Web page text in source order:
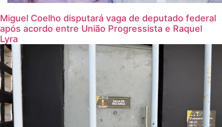
Miguel Coelho disputará vaga de deputado federal
após acordo entre União Progressista e Raquel
Lyra